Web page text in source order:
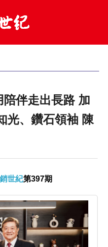
伴走出長路 加
光、鑽石領袖 陳
世紀第397期